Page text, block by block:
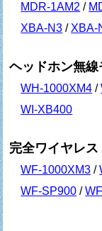
MDR-1AM2 /
XBA-N3 / XBA-
ヘッドホン無線
WH-1000XM4 /
WI-XB400
完全ワイヤレス
WF-1000XM3 /
WF-SP900 /